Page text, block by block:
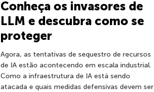
Conheça os invasores de
LLM e descubra como se
proteger
Agora, as tentativas de sequestro de recursos
de IA estão acontecendo em escala industrial.
Como a infraestrutura de IA está sendo
atacada e quais medidas defensivas devem ser